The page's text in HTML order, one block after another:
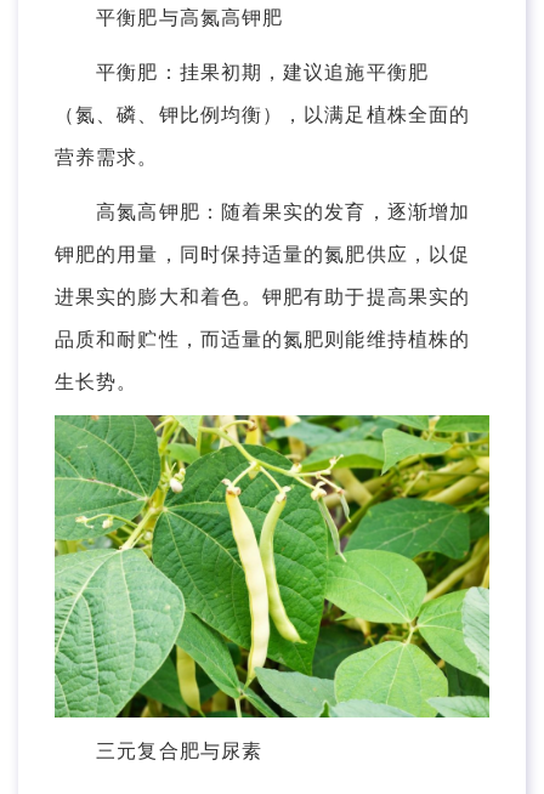
平衡肥与高氮高钾肥
平衡肥：挂果初期，建议追施平衡肥
（氮、磷、钾比例均衡），以满足植株全面的
营养需求。
高氮高钾肥：随着果实的发育，逐渐增加
钾肥的用量，同时保持适量的氮肥供应，以促
进果实的膨大和着色。钾肥有助于提高果实的
品质和耐贮性，而适量的氮肥则能维持植株的
生长势。
三元复合肥与尿素